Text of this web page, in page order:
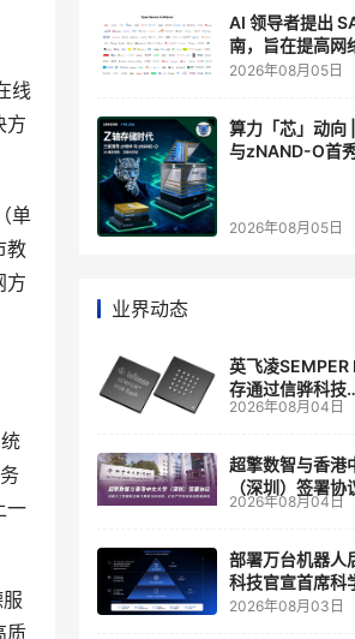
线
方
单
教
方
一
质
AI 领导者提出
南，旨在提高网
明度
2026年08月05日
算力「芯」动向
与zNAND-O首
个维度，z轴算盘
2026年08月05日
业界动态
英飞凌SEMPER
存通过信骅科技
AST2700 BMC
管理
2026年08月04日
超擎数智与香港
（深圳）签署协
人工智能和边缘
2026年08月04日
部署万台机器人
科技官宣首席科
让世界模型交付
2026年08月03日